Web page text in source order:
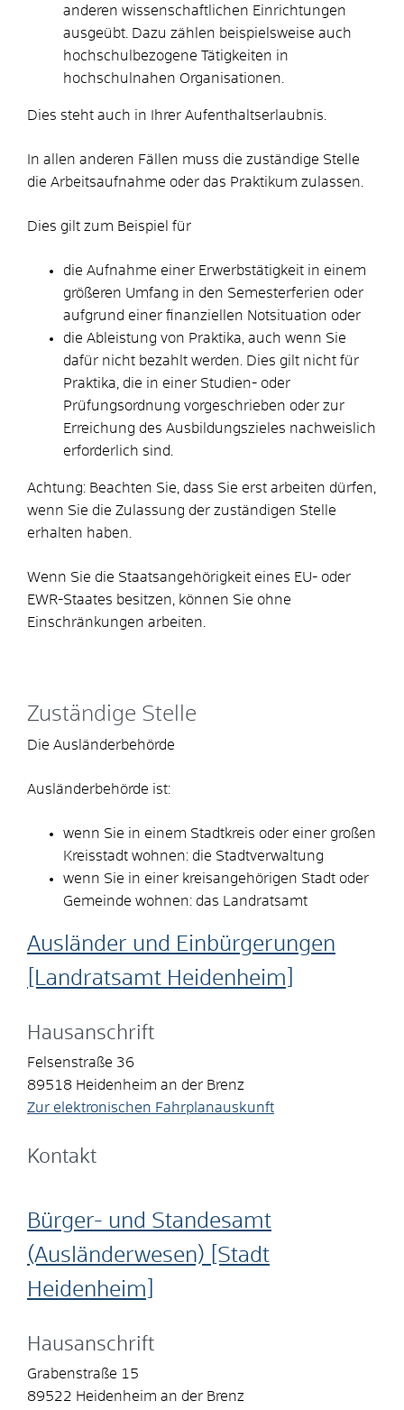
anderen wissenschaftlichen Einrichtungen
ausgeübt. Dazu zählen beispielsweise auch
hochschulbezogene Tätigkeiten in
hochschulnahen Organisationen.
Dies steht auch in Ihrer Aufenthaltserlaubnis.
In allen anderen Fällen muss die zuständige Stelle
die Arbeitsaufnahme oder das Praktikum zulassen.
Dies gilt zum Beispiel für
die Aufnahme einer Erwerbstätigkeit in einem
größeren Umfang in den Semesterferien oder
aufgrund einer finanziellen Notsituation oder
die Ableistung von Praktika, auch wenn Sie
dafür nicht bezahlt werden. Dies gilt nicht für
Praktika, die in einer Studien- oder
Prüfungsordnung vorgeschrieben oder zur
Erreichung des Ausbildungszieles nachweislich
erforderlich sind.
Achtung: Beachten Sie, dass Sie erst arbeiten dürfen,
wenn Sie die Zulassung der zuständigen Stelle
erhalten haben.
Wenn Sie die Staatsangehörigkeit eines EU- oder
EWR-Staates besitzen, können Sie ohne
Einschränkungen arbeiten.
Zuständige Stelle
Die Ausländerbehörde
Ausländerbehörde ist:
wenn Sie in einem Stadtkreis oder einer großen
Kreisstadt wohnen: die Stadtverwaltung
wenn Sie in einer kreisangehörigen Stadt oder
Gemeinde wohnen: das Landratsamt
Ausländer und Einbürgerungen
[Landratsamt Heidenheim]
Hausanschrift
Felsenstraße 36
89518 Heidenheim an der Brenz
Zur elektronischen Fahrplanauskunft
Kontakt
Bürger- und Standesamt
(Ausländerwesen) [Stadt
Heidenheim]
Hausanschrift
Grabenstraße 15
89522 Heidenheim an der Brenz